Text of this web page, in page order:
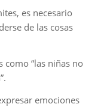
es necesario
de las cosas
como “las niñas no
emociones